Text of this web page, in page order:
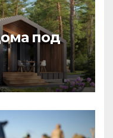
под